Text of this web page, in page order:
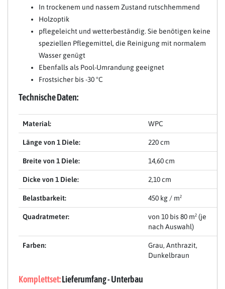
In trockenem und nassem Zustand rutschhemmend
Holzoptik
pflegeleicht und wetterbeständig. Sie benötigen keine
speziellen Pflegemittel, die Reinigung mit normalem
Wasser genügt
Ebenfalls als Pool-Umrandung geeignet
Frostsicher bis -30 °C
Technische Daten:
Material: WPC
Länge von 1 Diele: 220 cm
Breite von 1 Diele: 14,60 cm
Dicke von 1 Diele: 2,10 cm
Belastbarkeit: 450 kg / m²
Quadratmeter:
von 10 bis 80 m² (je
nach Auswahl)
Farben:
Grau, Anthrazit,
Dunkelbraun
Komplettset:Lieferumfang - Unterbau